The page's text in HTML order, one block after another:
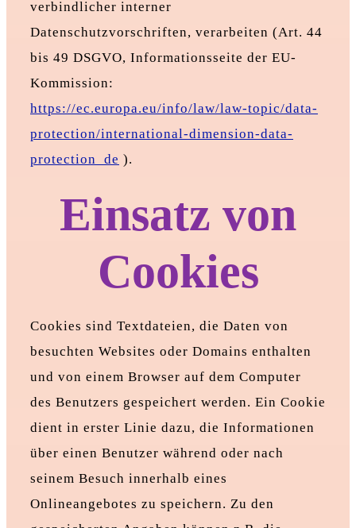
verbindlicher interner
Datenschutzvorschriften, verarbeiten (Art. 44
bis 49 DSGVO, Informationsseite der EU-
Kommission:
https://ec.europa.eu/info/law/law-topic/data-
protection/international-dimension-data-
protection_de ).
Einsatz von
Cookies
Cookies sind Textdateien, die Daten von
besuchten Websites oder Domains enthalten
und von einem Browser auf dem Computer
des Benutzers gespeichert werden. Ein Cookie
dient in erster Linie dazu, die Informationen
über einen Benutzer während oder nach
seinem Besuch innerhalb eines
Onlineangebotes zu speichern. Zu den